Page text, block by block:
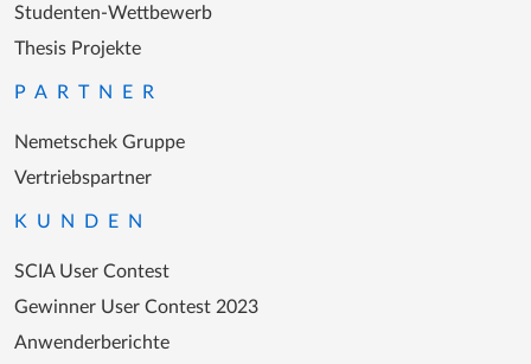
Studenten-Wettbewerb
Thesis Projekte
PARTNER
Nemetschek Gruppe
Vertriebspartner
KUNDEN
SCIA User Contest
Gewinner User Contest 2023
Anwenderberichte